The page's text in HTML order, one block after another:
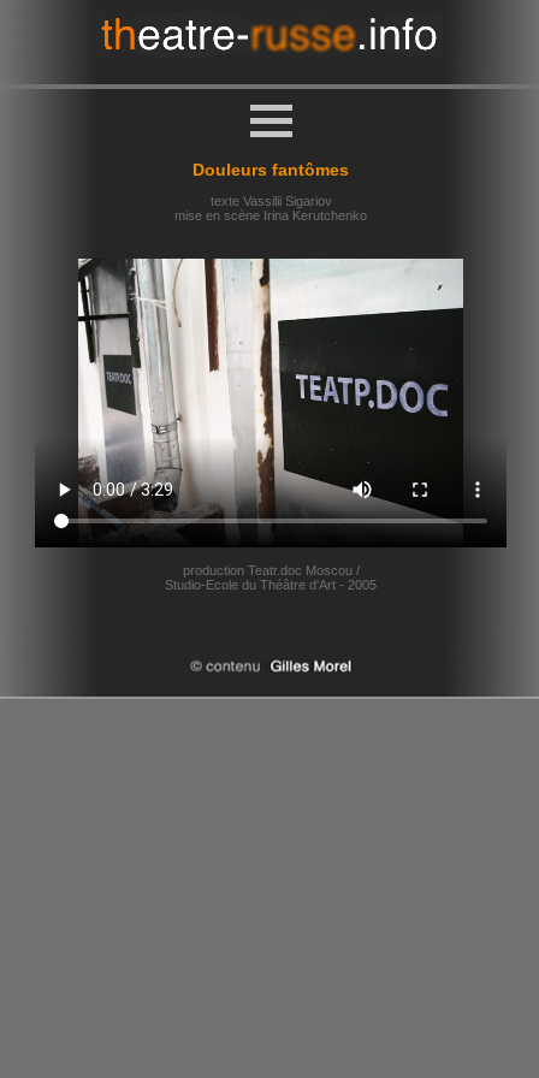
Douleurs fantômes
texte Vassilii Sigariov
mise en scène Irina Kerutchenko
production Teatr.doc Moscou /
Studio-Ecole du Théâtre d'Art - 2005